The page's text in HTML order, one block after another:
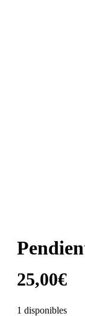
25,00€
1 disponibles